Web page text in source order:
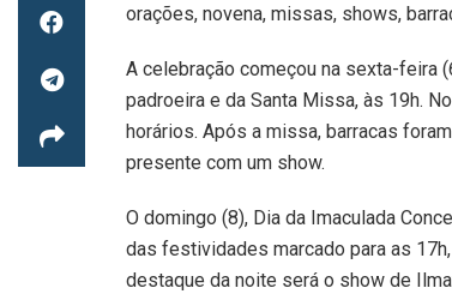
orações, novena, missas, shows,
A celebração começou na sexta-feira
padroeira e da Santa Missa, às 19h.
horários. Após a missa, barracas
presente com um show.
O domingo (8), Dia da Imaculada
das festividades marcado para as
destaque da noite será o show de